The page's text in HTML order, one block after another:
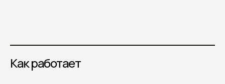
Как работает